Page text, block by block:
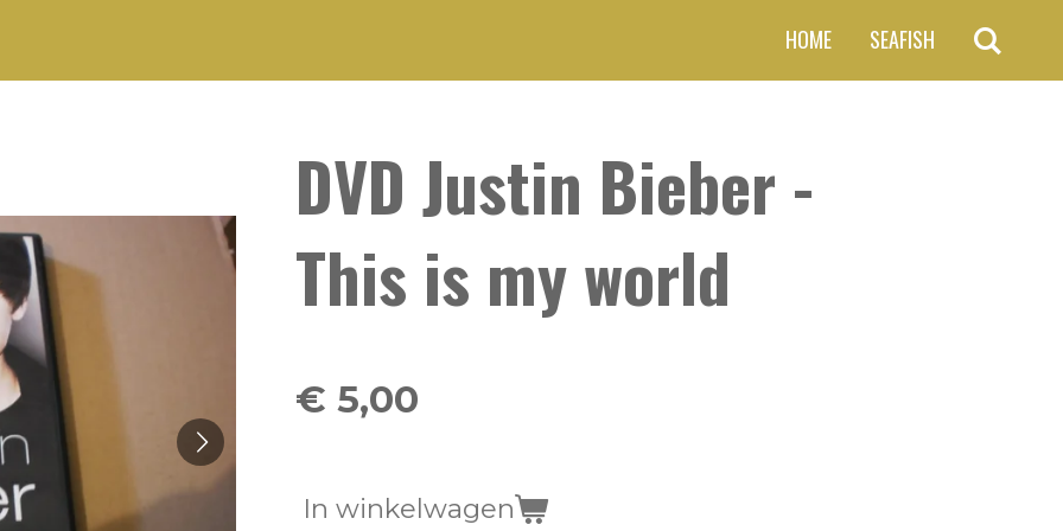
HOME SEAFISH
DVD Justin Bieber -
This is my world
€ 5,00
In winkelwagen